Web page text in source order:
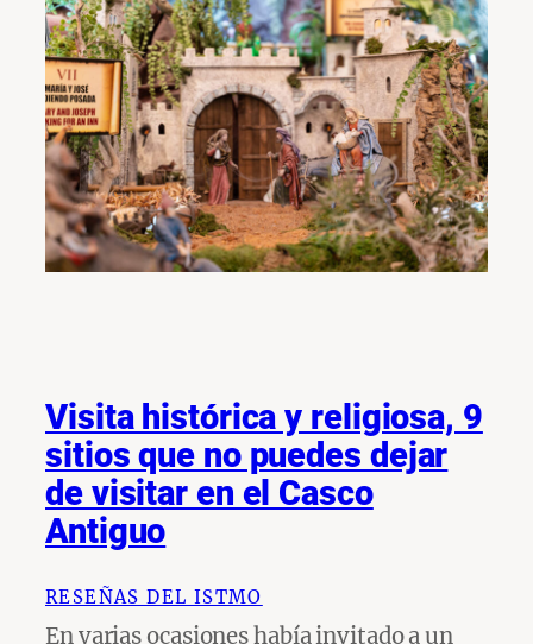
Visita histórica y religiosa, 9
sitios que no puedes dejar
de visitar en el Casco
Antiguo
RESEÑAS DEL ISTMO
En varias ocasiones había invitado a un